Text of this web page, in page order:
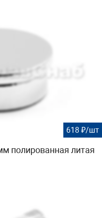
618 ₽/шт
полированная литая